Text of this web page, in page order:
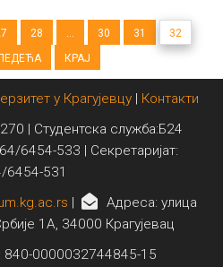
28 ... 30 31
32
КРАЈ
у Крагујевцу| Контакти
| Студентска служба:Б24
6454-533 | Секретаријат:
6454-531
|
Адреса: улица
1А, 34000 Крагујевац
840-0000032744845-15